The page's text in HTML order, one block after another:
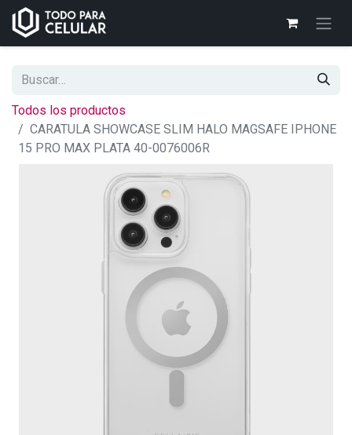
Todos los productos
CARATULA SHOWCASE SLIM HALO MAGSAFE IPHONE
15 PRO MAX PLATA 40-0076006R